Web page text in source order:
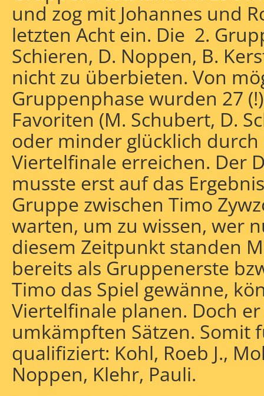
und zog mit Johannes und
letzten Acht ein. Die 2.
Schieren, D. Noppen, B.
nicht zu überbieten. Von
Gruppenphase wurden 27
Favoriten (M. Schubert, D.
oder minder glücklich
Viertelfinale erreichen. Der
musste erst auf das
Gruppe zwischen Timo
warten, um zu wissen, wer
diesem Zeitpunkt standen
bereits als Gruppenerste
Timo das Spiel gewänne,
Viertelfinale planen. Doch
umkämpften Sätzen. Somit
qualifiziert: Kohl, Roeb J.,
Noppen, Klehr, Pauli.